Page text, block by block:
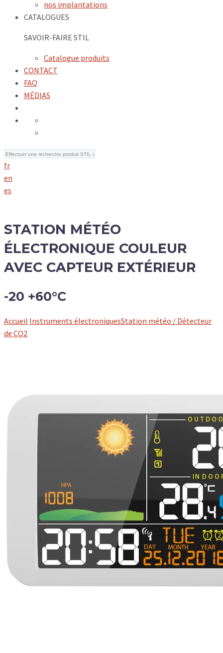
nos implantations
CATALOGUES
SAVOIR-FAIRE STIL
Catalogue produits
CONTACT
FAQ
MÉDIAS
fr
en
es
STATION MÉTÉO
ÉLECTRONIQUE COULEUR
AVEC CAPTEUR EXTÉRIEUR
-20 +60°C
Accueil Instruments électroniquesStation météo / Détecteur
de CO2